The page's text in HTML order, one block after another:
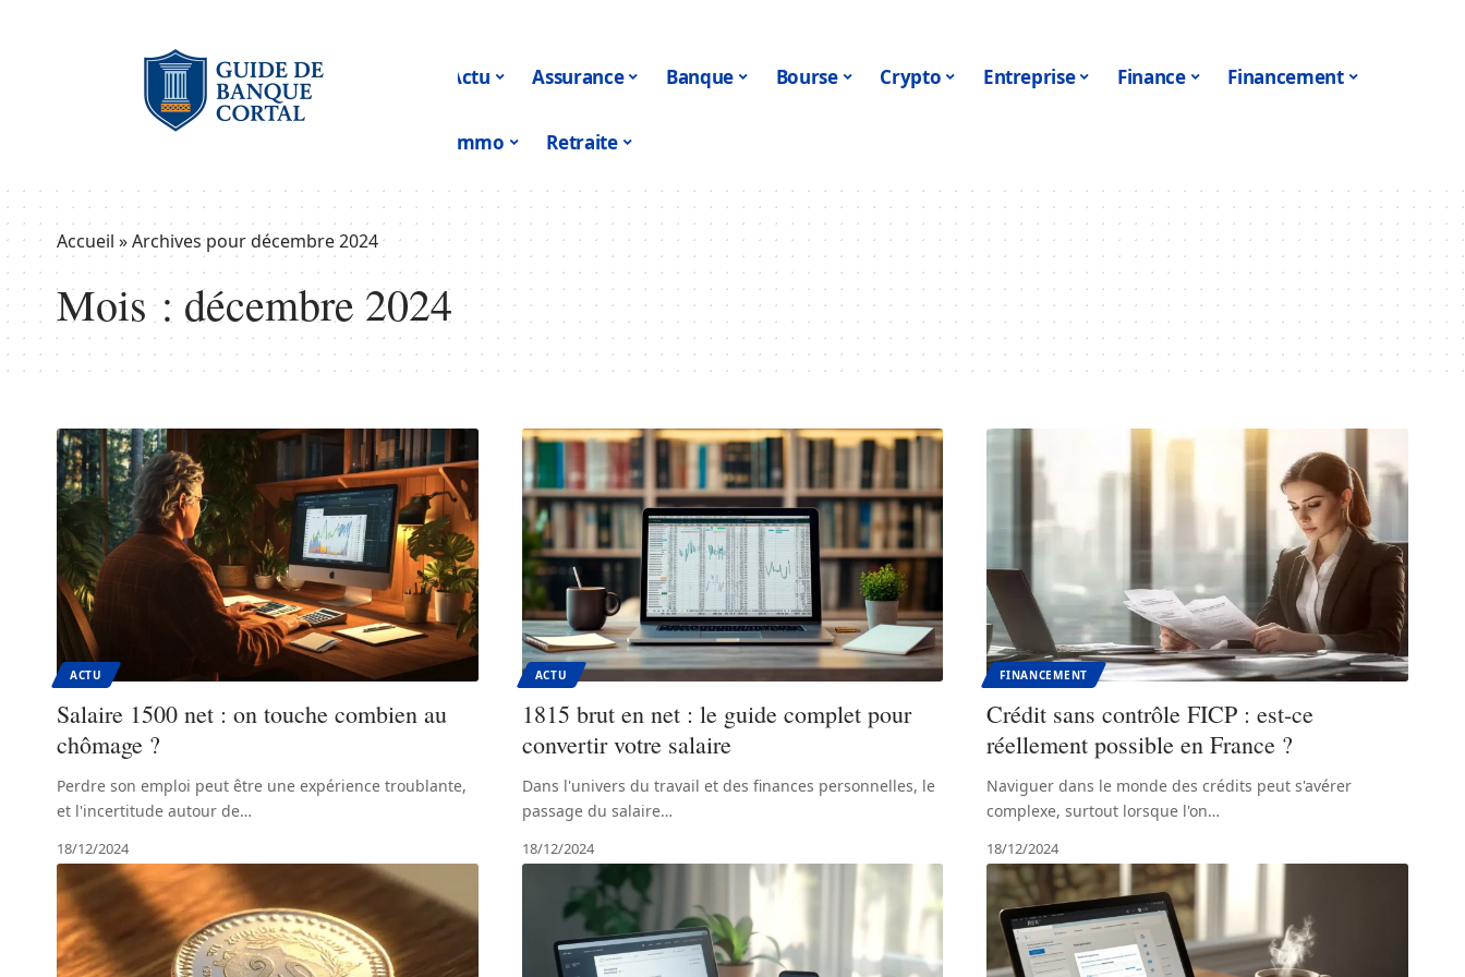
Actu Assurance Banque Bourse Crypto Entreprise Finance Financement
Immo Retraite
Accueil »Archives pour décembre 2024
Mois : décembre 2024
ACTU
Salaire 1500 net : on touche combien au
chômage ?
Perdre son emploi peut être une expérience troublante,
et l'incertitude autour de…
18/12/2024
ACTU
1815 brut en net : le guide complet pour
convertir votre salaire
Dans l'univers du travail et des finances personnelles, le
passage du salaire…
18/12/2024
FINANCEMENT
Crédit sans contrôle FICP : est-ce
réellement possible en France ?
Naviguer dans le monde des crédits peut s'avérer
complexe, surtout lorsque l'on…
18/12/2024